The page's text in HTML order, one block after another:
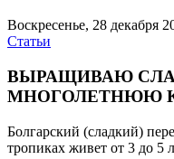
Воскресенье, 28 декабря
Статьи
ВЫРАЩИВАЮ
МНОГОЛЕТНЮЮ
Болгарский (сладкий)
тропиках живет от 3 до 5